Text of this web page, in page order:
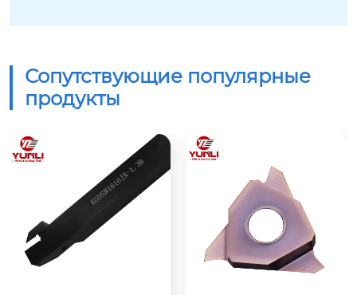
Сопутствующие популярные
продукты